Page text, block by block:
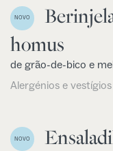
NOVO
homus
de grão-de-bico e
Alergénios e
NOVO